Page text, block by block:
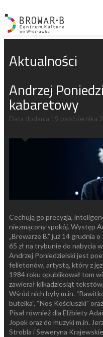
Aktualności
Andrzej
kabaretowy
Data dodania 19 października
Cechują go precyzja,
niezmącony spokój. Występ
„Browarze B.” już 14 grudnia
65 zł na trybunie do nabycia
Andrzej Poniedzielski jest
felietonów, artystą, który z
1984 roku opublikował tom
zawierał kilkadziesiąt
Wśród nich były m.in.
butelka”, “Nos Kościuszki”
Pisał również dla Elżbiety
Jopek oraz do muzyki m.in.
Strobla i Seweryna